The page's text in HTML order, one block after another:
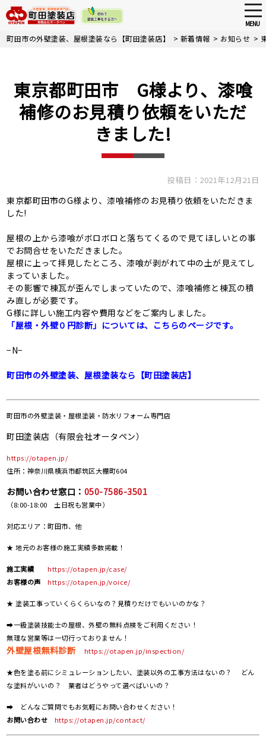
Skip
MENU
町田市の外壁塗装、屋根塗装なら【町田塗装店】 > 新着情報 > お知らせ >
東京都町田市 G様より、漆喰
補修のお見積り依頼をいただ
きました!
投稿日：2021年12月21日
東京都町田市のG様より、漆喰補修のお見積り依頼をいただきま
した!
屋根の上から漆喰がボロボロと落ちてくるので見てほしいとの事
でお問合せをいただきました。
屋根に上って拝見したところ、漆喰が剥がれて中の土が見えてし
まっていました。
その影響で棟瓦が歪んでしまっていたので、漆喰補修と棟瓦の積
み直しが必要です。
G様に詳しい施工内容や費用などをご案内しました。
「屋根・外壁０円診断」については、こちらのページです。
−N−
町田市の外壁塗装、屋根塗装なら【町田塗装店】
町田市の外壁塗装・屋根塗装・防水リフォーム専門店
町田塗装店（有限会社オータペン）
https://otapen.jp/
住所：神奈川県横浜市都筑区大棚町604
お問い合わせ窓口： 050-7586-3501
（8:00-18:00 土日祝も営業中）
対応エリア：町田市、他
★ 地元のお客様の施工実績多数掲載！
施工実績
https://otapen.jp/case/
お客様の声
https://otapen.jp/voice/
★ 塗装工事っていくらくらいなの？見積りだけでもいいのかな？
➡一級塗装技能士の屋根、外壁の無料点検をご利用ください！
無理な営業等は一切行っておりません！
外壁屋根無料診断 https://otapen.jp/inspection/
★色を塗る前にシミュレーションしたい、塗装以外の工事方法はないの？ どん
な塗料がいいの？ 業者はどうやって選べばいいの？
➡ どんなご質問でもお気軽にお問い合わせください！
お問い合わせ
https://otapen.jp/contact/